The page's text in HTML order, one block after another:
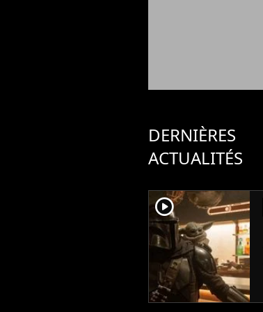
DERNIÈRES
ACTUALITÉS
player2